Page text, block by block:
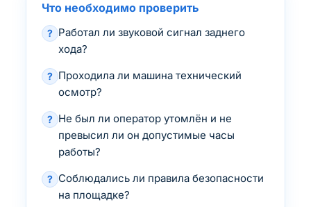
Что необходимо проверить
? Работал ли звуковой сигнал заднего
хода?
? Проходила ли машина технический
осмотр?
? Не был ли оператор утомлён и не
превысил ли он допустимые часы
работы?
? Соблюдались ли правила безопасности
на площадке?